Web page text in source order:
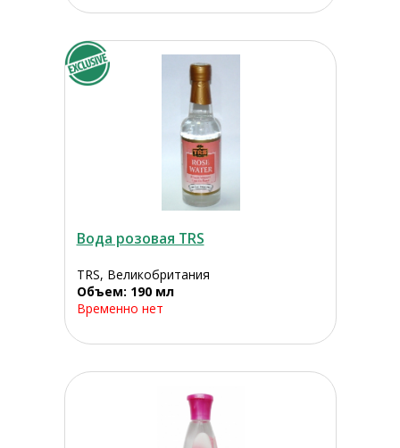
Вода розовая TRS
TRS, Великобритания
Объем: 190 мл
Временно нет